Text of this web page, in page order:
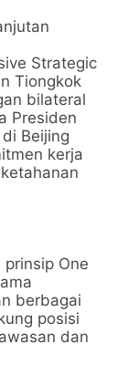
Strategic
Tiongkok
bilateral
Presiden
Beijing
kerja
One
berbagai
posisi
dan